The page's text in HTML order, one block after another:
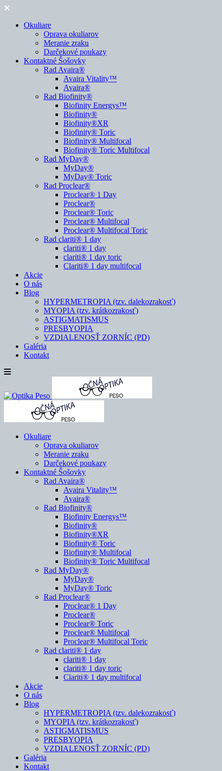
Okuliare
Oprava okuliarov
Meranie zraku
Darčekové poukazy
Kontaktné Šošovky
Rad Avaira®
Avaira Vitality™
Avaira®
Rad Biofinity®
Biofinity Energys™
Biofinity®
Biofinity®XR
Biofinity® Toric
Biofinity® Multifocal
Biofinity® Toric Multifocal
Rad MyDay®
MyDay®
MyDay® Toric
Rad Proclear®
Proclear® 1 Day
Proclear®
Proclear® Toric
Proclear® Multifocal
Proclear® Multifocal Toric
Rad clariti® 1 day
clariti® 1 day
clariti® 1 day toric
Clariti® 1 day multifocal
Akcie
O nás
Blog
HYPERMETROPIA (tzv. dalekozrakosť)
MYOPIA (tzv. krátkozrakosť)
ASTIGMATISMUS
PRESBYOPIA
VZDIALENOSŤ ZORNÍC (PD)
Galéria
Kontakt
Okuliare
Oprava okuliarov
Meranie zraku
Darčekové poukazy
Kontaktné Šošovky
Rad Avaira®
Avaira Vitality™
Avaira®
Rad Biofinity®
Biofinity Energys™
Biofinity®
Biofinity®XR
Biofinity® Toric
Biofinity® Multifocal
Biofinity® Toric Multifocal
Rad MyDay®
MyDay®
MyDay® Toric
Rad Proclear®
Proclear® 1 Day
Proclear®
Proclear® Toric
Proclear® Multifocal
Proclear® Multifocal Toric
Rad clariti® 1 day
clariti® 1 day
clariti® 1 day toric
Clariti® 1 day multifocal
Akcie
O nás
Blog
HYPERMETROPIA (tzv. dalekozrakosť)
MYOPIA (tzv. krátkozrakosť)
ASTIGMATISMUS
PRESBYOPIA
VZDIALENOSŤ ZORNÍC (PD)
Galéria
Kontakt